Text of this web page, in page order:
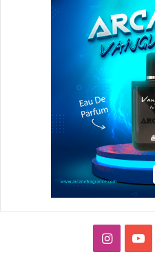
يوتيوبانستقرام